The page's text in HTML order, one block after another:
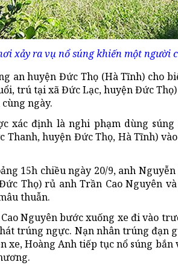
xảy ra vụ nổ súng khiến một người
an huyện Đức Thọ (Hà Tĩnh) cho
trú tại xã Đức Lạc, huyện Đức
ngày.
xác định là nghi phạm dùng súng
huyện Đức Thọ, Hà Tĩnh)
15h chiều ngày 20/9, anh
Thọ) rủ anh Trần Cao Nguyên
thuẫn.
Nguyên bước xuống xe đi vào
trúng ngực. Nạn nhân trúng đạn
xe, Hoàng Anh tiếp tục nổ súng